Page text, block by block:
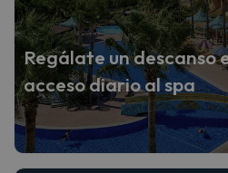
Regálate un descanso
acceso diario al spa